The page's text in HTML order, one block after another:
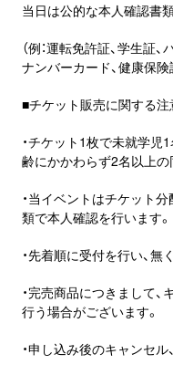
当日は公的な本人確認書
（例：運転免許証、学生証
ナンバーカード、健康保険
■チケット販売に関する注
・チケット1枚で未就学児
齢にかかわらず2名以上の
・当イベントはチケット
類で本人確認を行います。
・先着順に受付を行い、
・完売商品につきまして
行う場合がございます。
・申し込み後のキャンセル